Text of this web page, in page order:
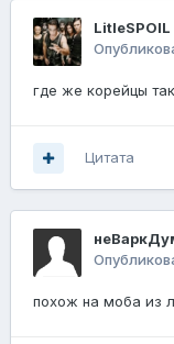
LitleSPOIL
где же корейцы
Цитата
похож на моба из